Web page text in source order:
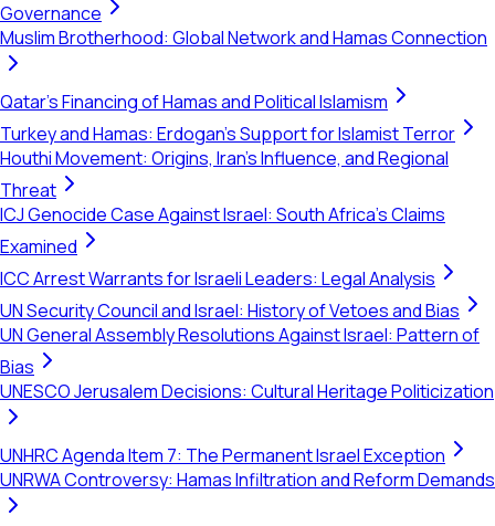
Governance
Muslim Brotherhood: Global Network and Hamas Connection
Qatar's Financing of Hamas and Political Islamism
Turkey and Hamas: Erdogan's Support for Islamist Terror
Houthi Movement: Origins, Iran's Influence, and Regional
Threat
ICJ Genocide Case Against Israel: South Africa's Claims
Examined
ICC Arrest Warrants for Israeli Leaders: Legal Analysis
UN Security Council and Israel: History of Vetoes and Bias
UN General Assembly Resolutions Against Israel: Pattern of
Bias
UNESCO Jerusalem Decisions: Cultural Heritage Politicization
UNHRC Agenda Item 7: The Permanent Israel Exception
UNRWA Controversy: Hamas Infiltration and Reform Demands